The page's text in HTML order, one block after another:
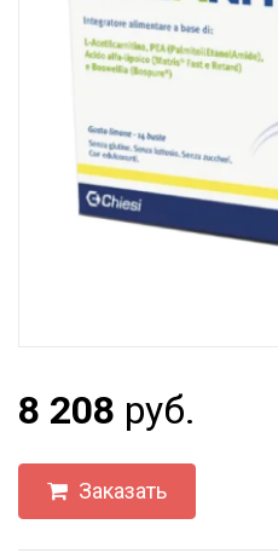
8 208 руб.
Заказать